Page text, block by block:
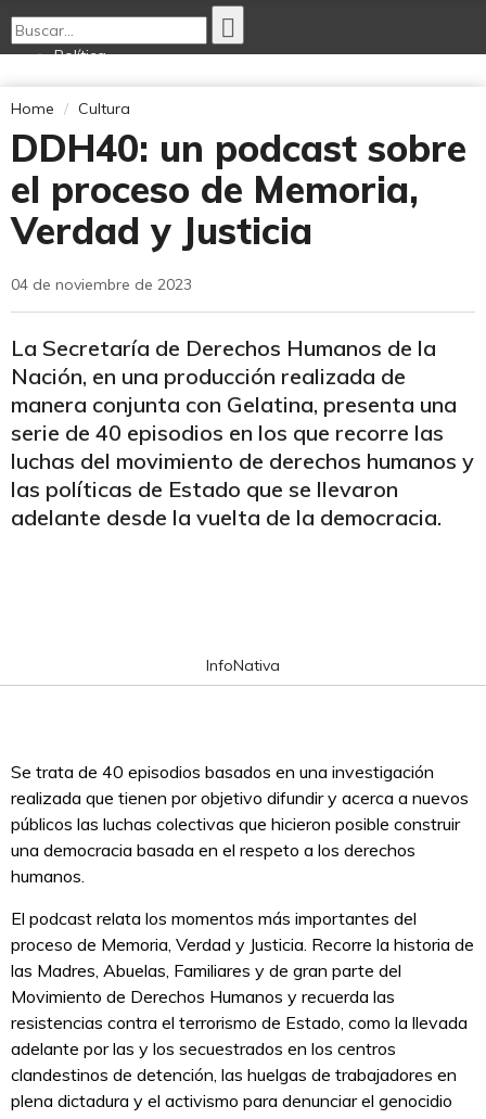
Política
Opinión
Internacionales
Deportes
Tecnología
Ciencia Nativa
Cultura
Home Cultura
DDH40: un podcast sobre
el proceso de Memoria,
Verdad y Justicia
04 de noviembre de 2023
La Secretaría de Derechos Humanos de la
Nación, en una producción realizada de
manera conjunta con Gelatina, presenta una
serie de 40 episodios en los que recorre las
luchas del movimiento de derechos humanos y
las políticas de Estado que se llevaron
adelante desde la vuelta de la democracia.
InfoNativa
Se trata de 40 episodios basados en una investigación
realizada que tienen por objetivo difundir y acerca a nuevos
públicos las luchas colectivas que hicieron posible construir
una democracia basada en el respeto a los derechos
humanos.
El podcast relata los momentos más importantes del
proceso de Memoria, Verdad y Justicia. Recorre la historia de
las Madres, Abuelas, Familiares y de gran parte del
Movimiento de Derechos Humanos y recuerda las
resistencias contra el terrorismo de Estado, como la llevada
adelante por las y los secuestrados en los centros
clandestinos de detención, las huelgas de trabajadores en
plena dictadura y el activismo para denunciar el genocidio